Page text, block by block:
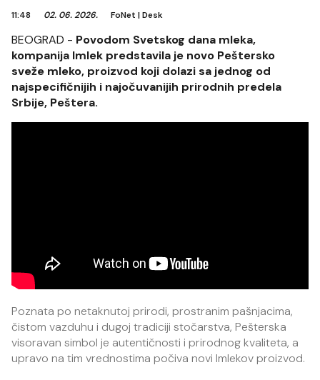
11:48 02. 06. 2026. FoNet |Desk
BEOGRAD - Povodom Svetskog dana mleka,
kompanija Imlek predstavila je novo Peštersko
sveže mleko, proizvod koji dolazi sa jednog od
najspecifičnijih i najočuvanijih prirodnih predela
Srbije, Peštera.
Poznata po netaknutoj prirodi, prostranim pašnjacima,
čistom vazduhu i dugoj tradiciji stočarstva, Pešterska
visoravan simbol je autentičnosti i prirodnog kvaliteta, a
upravo na tim vrednostima počiva novi Imlekov proizvod.